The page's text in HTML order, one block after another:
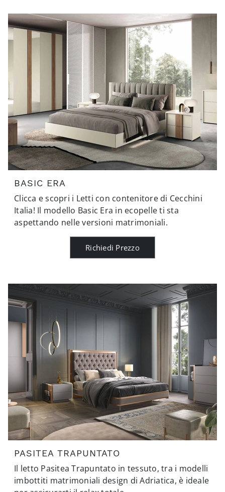
BASIC ERA
Clicca e scopri i Letti con contenitore di Cecchini
Italia! Il modello Basic Era in ecopelle ti sta
aspettando nelle versioni matrimoniali.
Richiedi Prezzo
PASITEA TRAPUNTATO
Il letto Pasitea Trapuntato in tessuto, tra i modelli
imbottiti matrimoniali design di Adriatica, è ideale